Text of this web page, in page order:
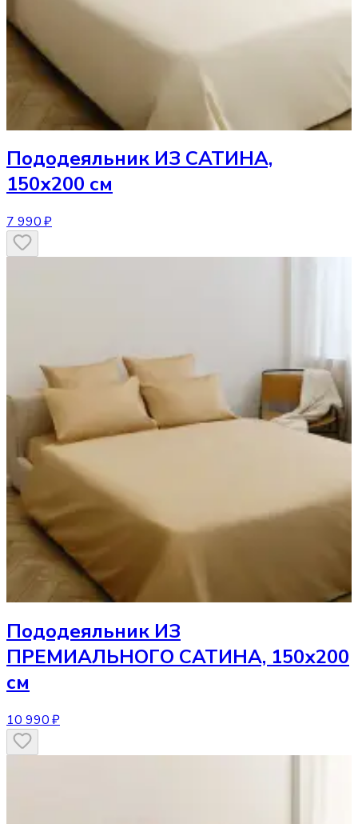
Пододеяльник ИЗ САТИНА,
150х200 см
7 990 ₽
Пододеяльник ИЗ
ПРЕМИАЛЬНОГО САТИНА, 150х200
см
10 990 ₽